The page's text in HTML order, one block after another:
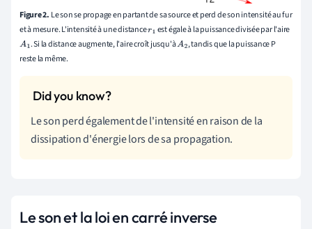
Figure 2. Le son se propage en partant de sa source et perd de son intensité au fur
et à mesure. L'intensité à une distancer1 est égale à la puissance divisée par l'aire
A1 . Si la distance augmente, l'aire croît jusqu'àA2, tandis que la puissance P
reste la même.
Le son perd également de l'intensité en raison de la
dissipation d'énergie lors de sa propagation.
Le son et la loi en carré inverse